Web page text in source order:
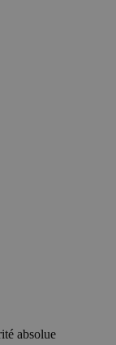
absolue